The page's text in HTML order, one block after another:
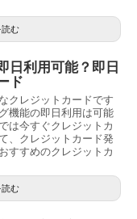
む
日利用可能？即日
ド
クレジットカードです
機能の即日利用は可能
は今すぐクレジットカ
、クレジットカード発
すすめのクレジットカ
む